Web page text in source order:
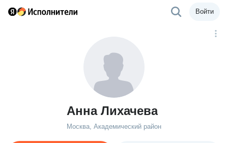
Войти
Анна Лихачева
Москва, Академический район